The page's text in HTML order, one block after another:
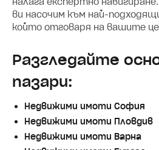
ви насочим към най-
който отговаря на вашите
Разгледайте
пазари:
Недвижими имоти София
Недвижими имоти Пловдив
Недвижими имоти Варна